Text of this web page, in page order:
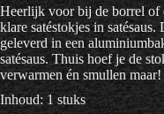
Heerlijk voor bij de borrel of
klare satéstokjes in
geleverd in een
satésaus. Thuis hoef je de
verwarmen én smullen maar!
Inhoud: 1 stuks